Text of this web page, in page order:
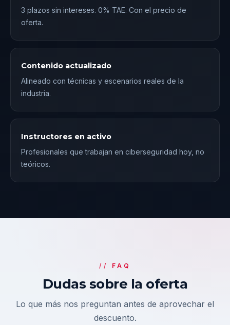
3 plazos sin intereses. 0% TAE. Con el precio de
oferta.
Contenido actualizado
Alineado con técnicas y escenarios reales de la
industria.
Instructores en activo
Profesionales que trabajan en ciberseguridad hoy, no
teóricos.
FAQ
Dudas sobre la oferta
Lo que más nos preguntan antes de aprovechar el
descuento.